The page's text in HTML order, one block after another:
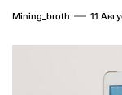
Mining_broth 11